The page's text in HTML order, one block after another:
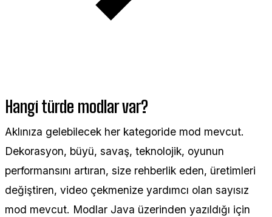
Hangi türde modlar var?
Aklınıza gelebilecek her kategoride mod mevcut.
Dekorasyon, büyü, savaş, teknolojik, oyunun
performansını artıran, size rehberlik eden, üretimleri
değiştiren, video çekmenize yardımcı olan sayısız
mod mevcut. Modlar Java üzerinden yazıldığı için